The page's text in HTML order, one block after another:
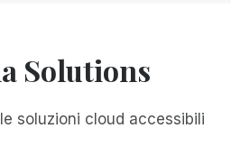
Solutions
soluzioni cloud accessibili